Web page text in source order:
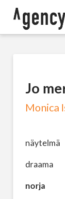
Jo
Monica
näytelmä
draama
norja